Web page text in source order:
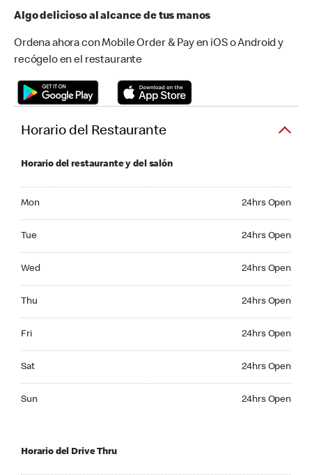
Algo delicioso al alcance de tus manos
Ordena ahora con Mobile Order & Pay en iOS o Android y
recógelo en el restaurante
Horario del Restaurante
Horario del restaurante y del salón
Mon 24hrs Open
Tue 24hrs Open
Wed 24hrs Open
Thu 24hrs Open
Fri 24hrs Open
Sat 24hrs Open
Sun 24hrs Open
Horario del Drive Thru